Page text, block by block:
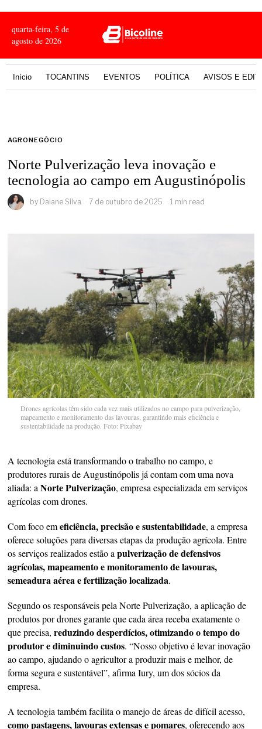
quarta-feira, 5 de
agosto de 2026
Início TOCANTINS EVENTOS POLÍTICA AVISOS E
AGRONEGÓCIO
Norte Pulverização leva inovação e
tecnologia ao campo em Augustinópolis
by Daiane Silva 7 de outubro de 2025 1 min read
Drones agrícolas têm sido cada vez mais utilizados no campo para pulverização,
mapeamento e monitoramento das lavouras, garantindo mais eficiência e
sustentabilidade na produção. Foto: Pixabay
A tecnologia está transformando o trabalho no campo, e
produtores rurais de Augustinópolis já contam com uma nova
aliada: aNorte Pulverização, empresa especializada em serviços
agrícolas com drones.
Com foco emeficiência, precisão e sustentabilidade, a empresa
oferece soluções para diversas etapas da produção agrícola. Entre
os serviços realizados estão apulverização de defensivos
agrícolas, mapeamento e monitoramento de lavouras,
semeadura aérea e fertilização localizada.
Segundo os responsáveis pela Norte Pulverização, a aplicação de
produtos por drones garante que cada área receba exatamente o
que precisa,reduzindo desperdícios, otimizando o tempo do
produtor e diminuindo custos. “Nosso objetivo é levar inovação
ao campo, ajudando o agricultor a produzir mais e melhor, de
forma segura e sustentável”, afirma Iury, um dos sócios da
empresa.
A tecnologia também facilita o manejo de áreas de difícil acesso,
como pastagens, lavouras extensas e pomares, oferecendo aos